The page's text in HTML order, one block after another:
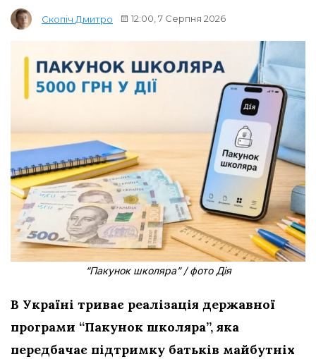
Скопіч Дмитро 12:00, 7 Серпня 2026
“Пакунок школяра” / фото Дія
В Україні триває реалізація державної
програми “Пакунок школяра”, яка
передбачає підтримку батьків майбутніх